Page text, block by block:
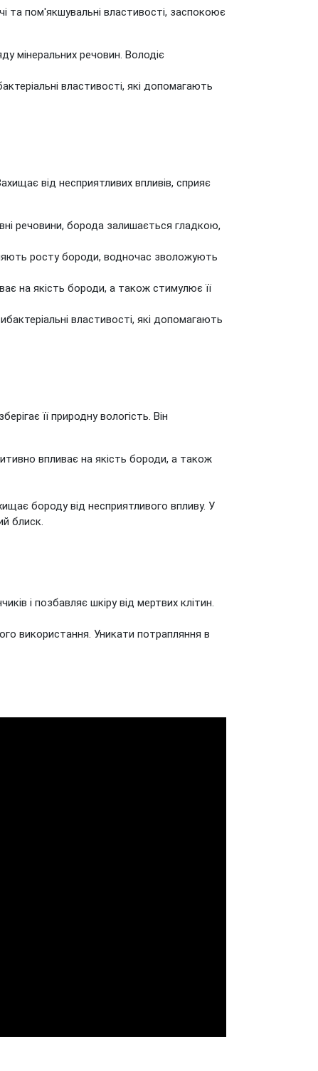
пом'якшувальні властивості, заспокоює
мінеральних речовин. Володіє
властивості, які допомагають
від несприятливих впливів, сприяє
речовини, борода залишається гладкою,
росту бороди, водночас зволожують
на якість бороди, а також стимулює її
властивості, які допомагають
її природну вологість. Він
впливає на якість бороди, а також
бороду від несприятливого впливу. У
блиск.
і позбавляє шкіру від мертвих клітин.
використання. Уникати потрапляння в